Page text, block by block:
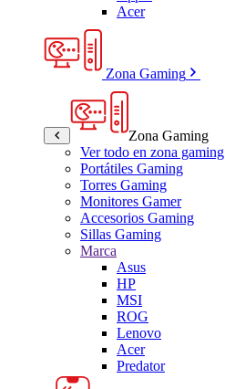
Acer
Zona Gaming
Zona Gaming
Ver todo en zona gaming
Portátiles Gaming
Torres Gaming
Monitores Gamer
Accesorios Gaming
Sillas Gaming
Marca
Asus
HP
MSI
ROG
Lenovo
Acer
Predator